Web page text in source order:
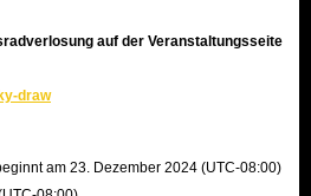
des Spiels erleben möchten,
in den Aufbau eines Kontos von
Clash of Clans
auf der Veranstaltungsseite
draw
am 23. Dezember 2024 (UTC-08:00)